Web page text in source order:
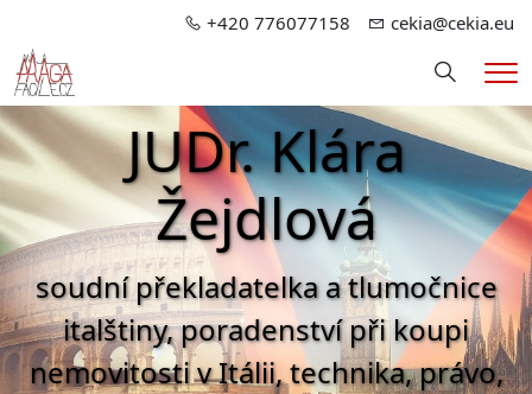
+420 776077158 cekia@cekia.eu
Hledání
JUDr. Klára
Žejdlová
soudní překladatelka a tlumočnice
italštiny, poradenství při koupi
nemovitosti v Itálii, technika, právo,